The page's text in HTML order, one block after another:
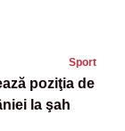
Sport
poziţia de
la şah